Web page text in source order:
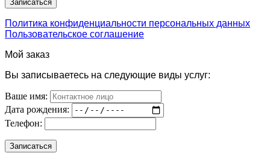
Политика конфиденциальности персональных данных
Пользовательское соглашение
Мой заказ
Вы записываетесь на следующие виды услуг:
Ваше имя:
Дата рождения:
Телефон: